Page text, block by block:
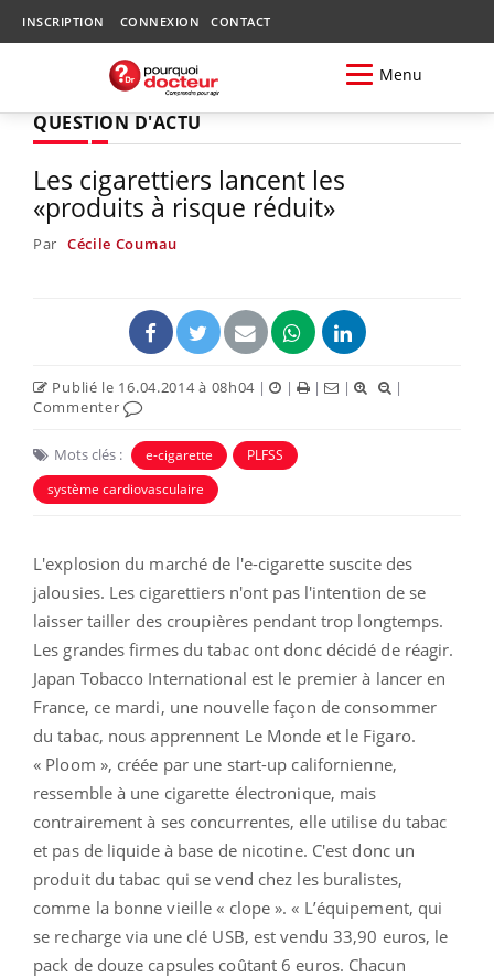
INSCRIPTION CONNEXION CONTACT
Menu
QUESTION D'ACTU
Les cigarettiers lancent les
«produits à risque réduit»
Par Cécile Coumau
Publié le 16.04.2014 à 08h04 | | | |
|
Commenter
Mots clés : e-cigarette
PLFSS
système cardiovasculaire
L'explosion du marché de l'e-cigarette suscite des
jalousies. Les cigarettiers n'ont pas l'intention de se
laisser tailler des croupières pendant trop longtemps.
Les grandes firmes du tabac ont donc décidé de réagir.
Japan Tobacco International est le premier à lancer en
France, ce mardi, une nouvelle façon de consommer
du tabac, nous apprennent Le Monde et le Figaro.
« Ploom », créée par une start-up californienne,
ressemble à une cigarette électronique, mais
contrairement à ses concurrentes, elle utilise du tabac
et pas de liquide à base de nicotine. C'est donc un
produit du tabac qui se vend chez les buralistes,
comme la bonne vieille « clope ». « L’équipement, qui
se recharge via une clé USB, est vendu 33,90 euros, le
pack de douze capsules coûtant 6 euros. Chacun